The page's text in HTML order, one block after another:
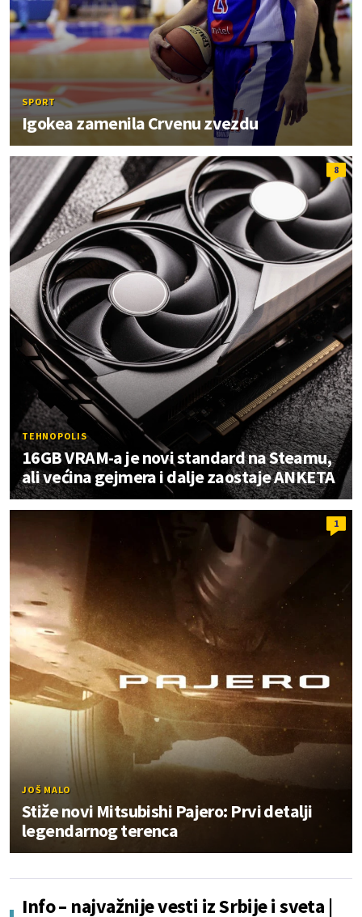
SPORT
Igokea zamenila Crvenu zvezdu
8
TEHNOPOLIS
16GB VRAM-a je novi standard na Steamu,
ali većina gejmera i dalje zaostaje ANKETA
1
JOŠ MALO
Stiže novi Mitsubishi Pajero: Prvi detalji
legendarnog terenca
Info – najvažnije vesti iz Srbije i sveta |